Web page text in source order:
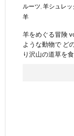
ルーツ 羊シュレッ
羊
羊をめぐる冒険
ような動物で ど
り沢山の道草を